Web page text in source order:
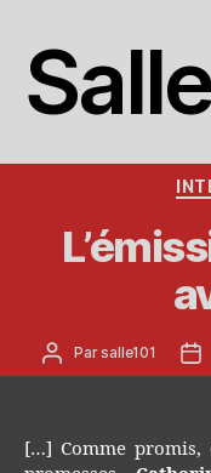
Auteur
de
Parsalle101
de
[…] Comme promis,